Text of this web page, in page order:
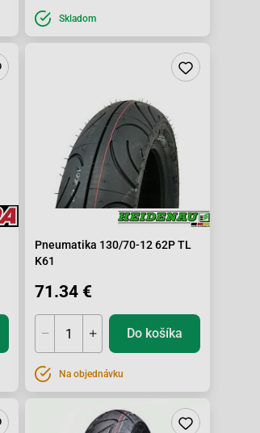
Skladom
Pneumatika 130/70-12 62P TL
K61
71.34 €
Do košíka
Na objednávku